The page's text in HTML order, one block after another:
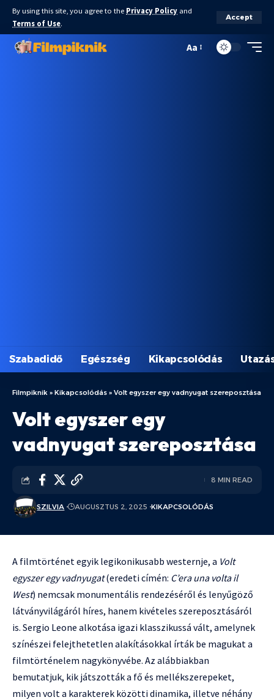
By using this site, you agree to the Privacy Policy and
Terms of Use.
Accept
Aa
Szabadidő Egészség Kikapcsolódás
Filmpiknik » Kikapcsolódás » Volt egyszer egy vadnyugat szereposztása
Volt egyszer egy
vadnyugat szereposztása
SZILVIA AUGUSZTUS 2, 2025 KIKAPCSOLÓDÁS
8 MIN READ
A filmtörténet egyik legikonikusabb westernje, a Volt
egyszer egy vadnyugat(eredeti címén: C’era una volta il
West) nemcsak monumentális rendezéséről és lenyűgöző
látványvilágáról híres, hanem kivételes szereposztásáról
is. Sergio Leone alkotása igazi klasszikussá vált, amelynek
színészei felejthetetlen alakításokkal írták be magukat a
filmtörténelem nagykönyvébe. Az alábbiakban
bemutatjuk, kik játszották a fő és mellékszerepeket,
milyen volt a karakterek közötti dinamika, illetve néhány